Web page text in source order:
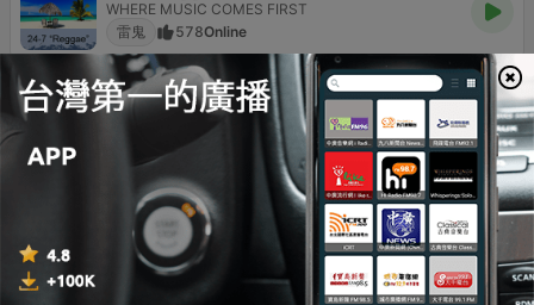
WHERE MUSIC COMES FIRST
雷鬼
578Online
GoMoseley Radio
The Sound of Now
R&B / 靈魂樂 Online
Planeta Reggae
Aqui todo mundo é igual brother
雷鬼
2.3KOnline